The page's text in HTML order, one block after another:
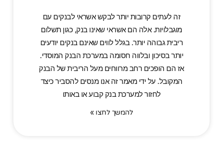
זה לעתים קרובות יותר לבקש אשראי לבנקים עם
מוגבלויות. אלה הם אשראי שאינו בנק, כגון תשלום
ריבית גבוהה יותר. בגלל לווים שאינם בנקים יודעים
יותר בסיכון ובלווה חסומה במערכת הבנק המוסדי.
אז הם הופכים רחב מרווחים מעל הריבית של הבנק
המקובל. על ידי מאמר זה אנו מנסים להסביר כיצד
לחזור למערכת בנק קבוע או באותו
להמשך לחצו »